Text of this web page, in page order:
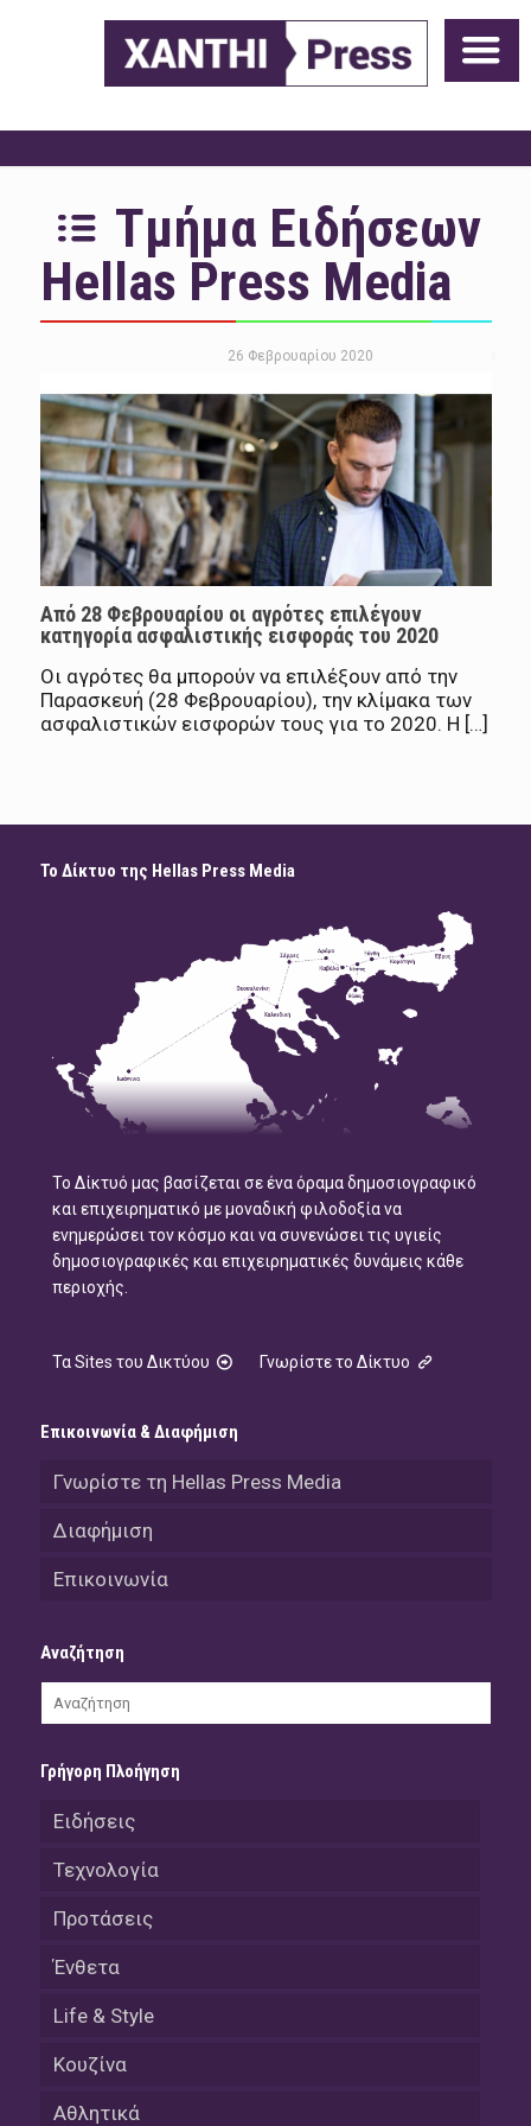
Τμήμα Ειδήσεων
Hellas Press Media
26 Φεβρουαρίου 2020
Από 28 Φεβρουαρίου οι αγρότες επιλέγουν
κατηγορία ασφαλιστικής εισφοράς του 2020
Οι αγρότες θα μπορούν να επιλέξουν από την
Παρασκευή (28 Φεβρουαρίου), την κλίμακα των
ασφαλιστικών εισφορών τους για το 2020. Η […]
Το Δίκτυο της Hellas Press Media
Το Δίκτυό μας βασίζεται σε ένα όραμα δημοσιογραφικό
και επιχειρηματικό με μοναδική φιλοδοξία να
ενημερώσει τον κόσμο και να συνενώσει τις υγιείς
δημοσιογραφικές και επιχειρηματικές δυνάμεις κάθε
περιοχής.
Τα Sites του Δικτύου Γνωρίστε το Δίκτυο
Επικοινωνία & Διαφήμιση
Γνωρίστε τη Hellas Press Media
Διαφήμιση
Επικοινωνία
Αναζήτηση
Γρήγορη Πλοήγηση
Ειδήσεις
Τεχνολογία
Προτάσεις
Ένθετα
Life & Style
Κουζίνα
Αθλητικά